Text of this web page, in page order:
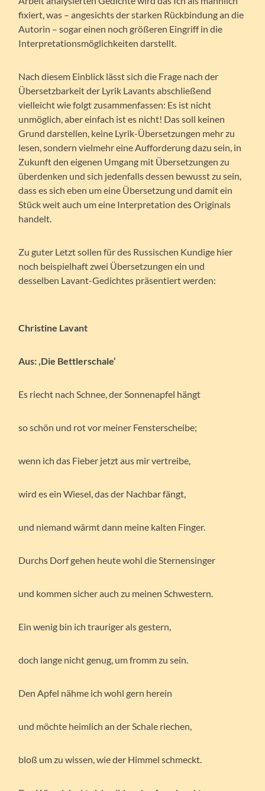
fixiert, was – angesichts der starken Rückbindung an die
Autorin – sogar einen noch größeren Eingriff in die
Interpretationsmöglichkeiten darstellt.
Nach diesem Einblick lässt sich die Frage nach der
Übersetzbarkeit der Lyrik Lavants abschließend
vielleicht wie folgt zusammenfassen: Es ist nicht
unmöglich, aber einfach ist es nicht! Das soll keinen
Grund darstellen, keine Lyrik-Übersetzungen mehr zu
lesen, sondern vielmehr eine Aufforderung dazu sein, in
Zukunft den eigenen Umgang mit Übersetzungen zu
überdenken und sich jedenfalls dessen bewusst zu sein,
dass es sich eben um eine Übersetzung und damit ein
Stück weit auch um eine Interpretation des Originals
handelt.
Zu guter Letzt sollen für des Russischen Kundige hier
noch beispielhaft zwei Übersetzungen ein und
desselben Lavant-Gedichtes präsentiert werden:
Christine Lavant
Aus: ,Die Bettlerschale‘
Es riecht nach Schnee, der Sonnenapfel hängt
so schön und rot vor meiner Fensterscheibe;
wenn ich das Fieber jetzt aus mir vertreibe,
wird es ein Wiesel, das der Nachbar fängt,
und niemand wärmt dann meine kalten Finger.
Durchs Dorf gehen heute wohl die Sternensinger
und kommen sicher auch zu meinen Schwestern.
Ein wenig bin ich trauriger als gestern,
doch lange nicht genug, um fromm zu sein.
Den Apfel nähme ich wohl gern herein
und möchte heimlich an der Schale riechen,
bloß um zu wissen, wie der Himmel schmeckt.